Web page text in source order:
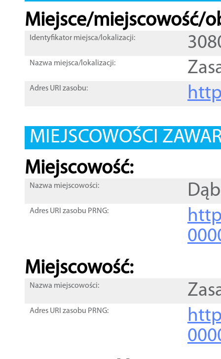
Miejsce/miejscowość/
Identyfikator miejsca/lokalizacji:
Nazwa miejsca/lokalizacji:
Adres URI zasobu:
MIEJSCOWOŚCI
Miejscowość:
Nazwa miejscowości:
Adres URI zasobu PRNG:
Miejscowość:
Nazwa miejscowości:
Adres URI zasobu PRNG: